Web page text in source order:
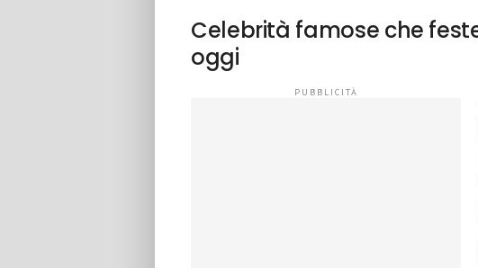
Celebrità famose che
oggi